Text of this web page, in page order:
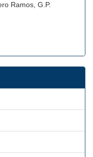
Ramos, G.P.